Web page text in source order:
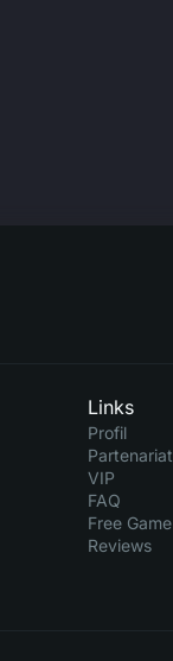
Links
Profil
Partenariat
VIP
FAQ
Free Game
Reviews